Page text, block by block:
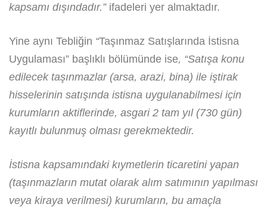
kapsamı dışındadır.”ifadeleri yer almaktadır.
Yine aynı Tebliğin “Taşınmaz Satışlarında İstisna
Uygulaması” başlıklı bölümünde ise, “Satışa konu
edilecek taşınmazlar (arsa, arazi, bina) ile iştirak
hisselerinin satışında istisna uygulanabilmesi için
kurumların aktiflerinde, asgari 2 tam yıl (730 gün)
kayıtlı bulunmuş olması gerekmektedir.
İstisna kapsamındaki kıymetlerin ticaretini yapan
(taşınmazların mutat olarak alım satımının yapılması
veya kiraya verilmesi) kurumların, bu amaçla